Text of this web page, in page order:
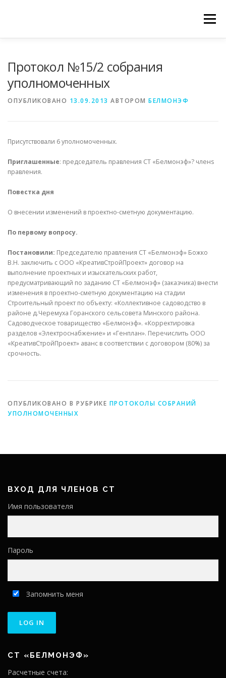
Меню
Протокол №15/2 собрания
уполномоченных
ОПУБЛИКОВАНО 13.09.2013 АВТОРОМ БЕЛМОНЭФ
Присутствовали 6 уполномоченных.
Приглашенные: председатель правления СТ «Белмонэф»? членs
правления.
Повестка дня
О внесении изменений в проектно-сметную документацию.
По первому вопросу.
Постановили: Председателю правления СТ «Белмонэф» Божко
В.Н. заключить с ООО «КреативСтройПроект» договор на
выполнение проектных и изыскательских работ,
предусматривающий по заданию СТ «Белмонэф» (заказчика) внести
изменения в проектно-сметную документацию на стадии
Строительный проект по объекту: «Коллективное садоводство в
районе д.Черемуха Горанского сельсовета Минского района.
Садоводческое товарищество «Белмонэф». «Корректировка
разделов «Электроснабжение» и «Генплан». Перечислить ООО
«КреативСтройПроект» аванс в соответствии с договором (80%) за
срочность.
ОПУБЛИКОВАНО В РУБРИКЕ ПРОТОКОЛЫ СОБРАНИЙ
УПОЛНОМОЧЕННЫХ
ВХОД ДЛЯ ЧЛЕНОВ СТ
Имя пользователя
Пароль
Запомнить меня
СТ «БЕЛМОНЭФ»
Расчетные счета: